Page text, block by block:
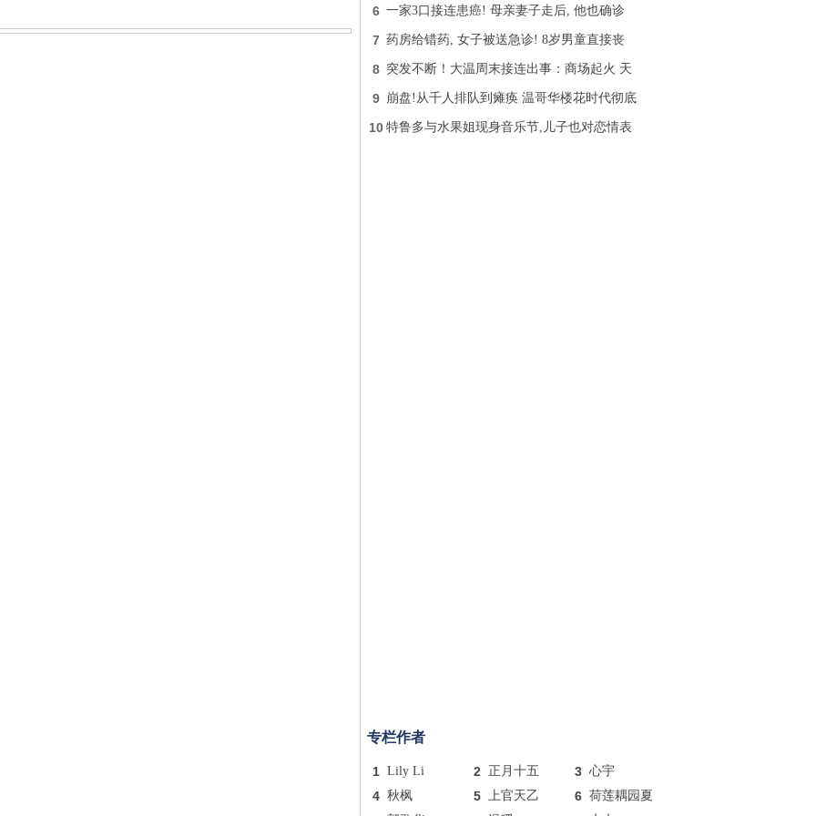
6 一家3口接连患癌! 母亲妻子走后, 他也确诊
7 药房给错药, 女子被送急诊! 8岁男童直接丧
8 突发不断！大温周末接连出事：商场起火 天
9 崩盘!从千人排队到瘫痪 温哥华楼花时代彻底
10 特鲁多与水果姐现身音乐节,儿子也对恋情表
专栏作者
1 Lily Li 2 正月十五 3 心宇
4 秋枫 5 上官天乙 6 荷莲耦园夏